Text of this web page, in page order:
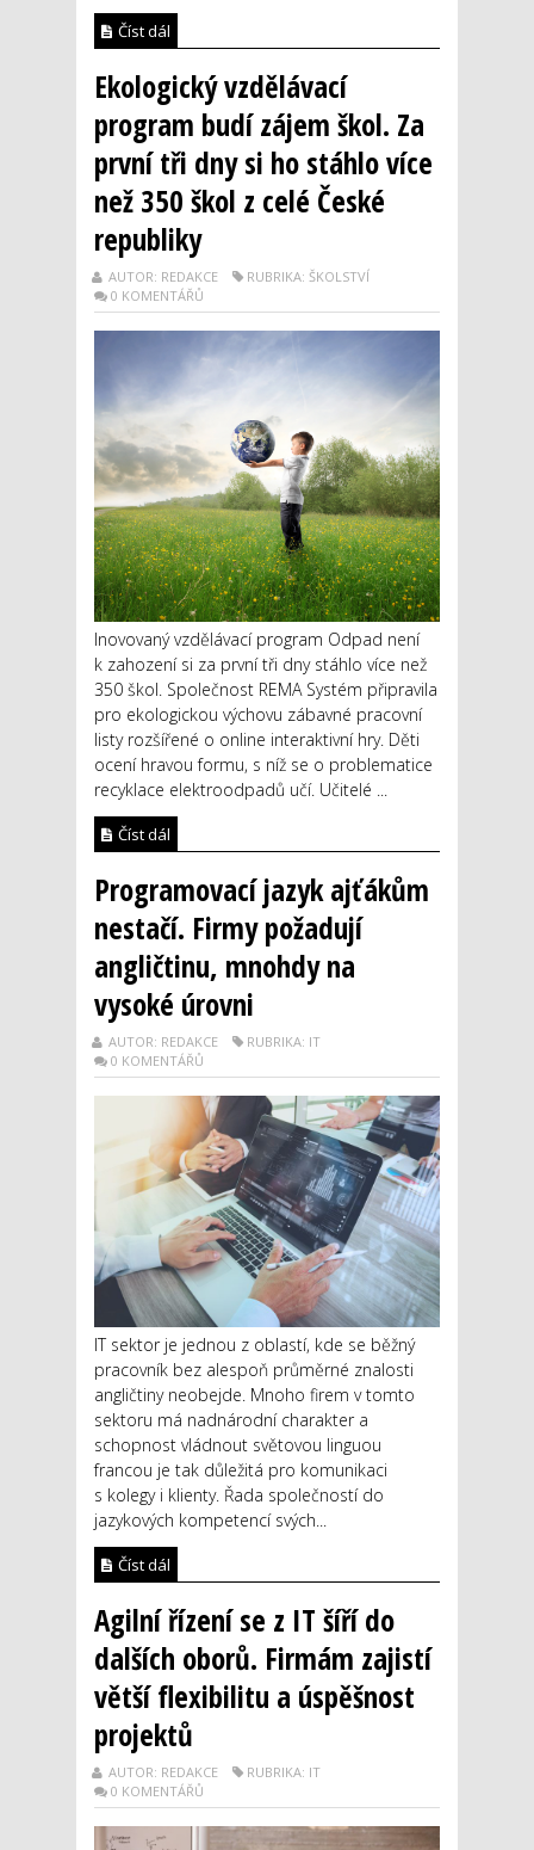
Číst dál
Ekologický vzdělávací
program budí zájem škol. Za
první tři dny si ho stáhlo více
než 350 škol z celé České
republiky
AUTOR: REDAKCE
RUBRIKA: ŠKOLSTVÍ
0 KOMENTÁŘŮ
Inovovaný vzdělávací program Odpad není
k zahození si za první tři dny stáhlo více než
350 škol. Společnost REMA Systém připravila
pro ekologickou výchovu zábavné pracovní
listy rozšířené o online interaktivní hry. Děti
ocení hravou formu, s níž se o problematice
recyklace elektroodpadů učí. Učitelé ...
Číst dál
Programovací jazyk ajťákům
nestačí. Firmy požadují
angličtinu, mnohdy na
vysoké úrovni
AUTOR: REDAKCE
RUBRIKA: IT
0 KOMENTÁŘŮ
IT sektor je jednou z oblastí, kde se běžný
pracovník bez alespoň průměrné znalosti
angličtiny neobejde. Mnoho firem v tomto
sektoru má nadnárodní charakter a
schopnost vládnout světovou linguou
francou je tak důležitá pro komunikaci
s kolegy i klienty. Řada společností do
jazykových kompetencí svých...
Číst dál
Agilní řízení se z IT šíří do
dalších oborů. Firmám zajistí
větší flexibilitu a úspěšnost
projektů
AUTOR: REDAKCE
RUBRIKA: IT
0 KOMENTÁŘŮ